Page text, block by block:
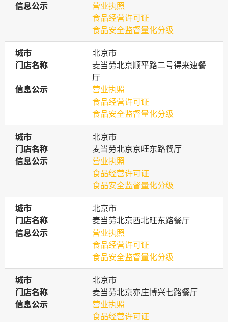
信息公示
信息公示
营业执照
食品经营许可证
食品安全监督量化分级
城市
城市
北京市
门店名称
门店名称
麦当劳北京顺平路二号得来速餐
厅
信息公示
信息公示
营业执照
食品经营许可证
食品安全监督量化分级
城市
城市
北京市
门店名称
门店名称
麦当劳北京京旺东路餐厅
信息公示
信息公示
营业执照
食品经营许可证
食品安全监督量化分级
城市
城市
北京市
门店名称
门店名称
麦当劳北京西北旺东路餐厅
信息公示
信息公示
营业执照
食品经营许可证
食品安全监督量化分级
城市
城市
北京市
门店名称
门店名称
麦当劳北京亦庄博兴七路餐厅
信息公示
信息公示
营业执照
食品经营许可证